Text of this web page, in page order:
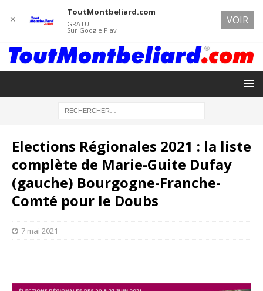
Elections Régionales 2021 : la liste
complète de Marie-Guite Dufay
(gauche) Bourgogne-Franche-
Comté pour le Doubs
7 mai 2021
✕
ToutMontbeliard.com
GRATUIT
Sur Google Play
VOIR